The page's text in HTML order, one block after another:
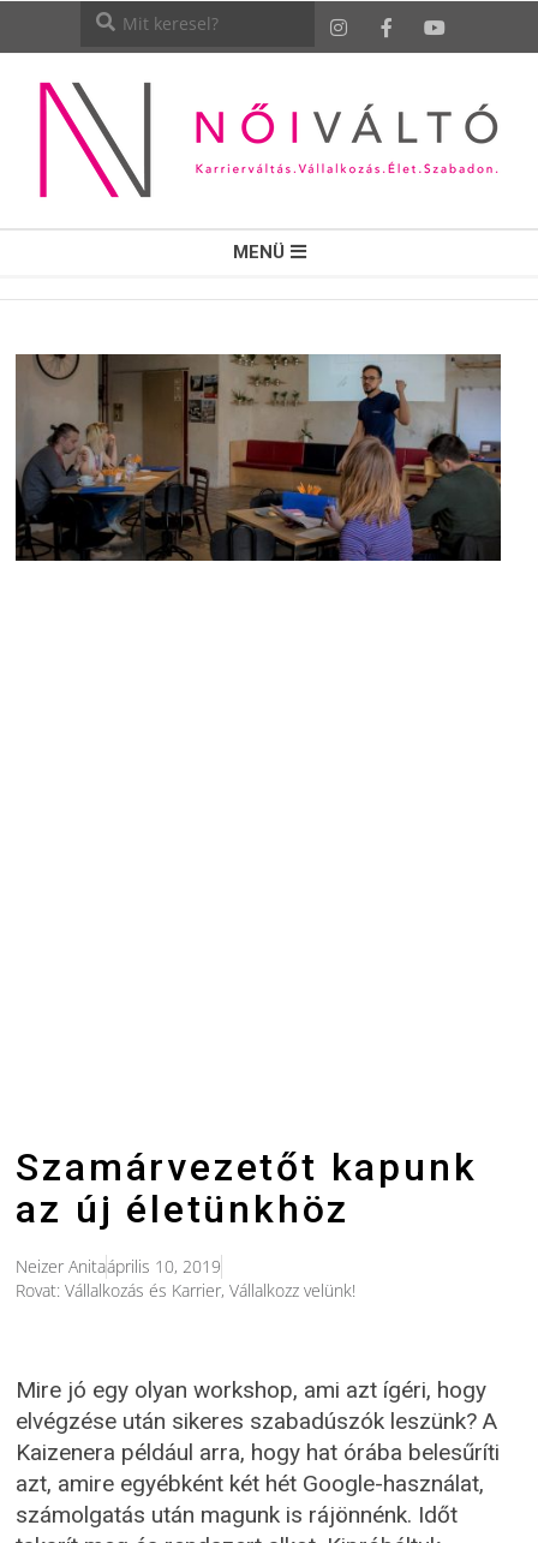
NŐI
VÁLTÓ
MENÜ
Szamárvezetőt kapunk
az új életünkhöz
Neizer Anitaáprilis 10, 2019
Rovat:Vállalkozás és Karrier,Vállalkozz velünk!
Mire jó egy olyan workshop, ami azt ígéri, hogy
elvégzése után sikeres szabadúszók leszünk? A
Kaizenera például arra, hogy hat órába belesűríti
azt, amire egyébként két hét Google-használat,
számolgatás után magunk is rájönnénk. Időt